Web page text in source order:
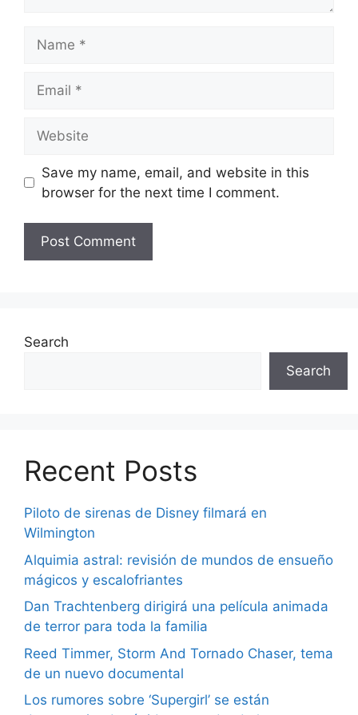
Save my name, email, and website in this
browser for the next time I comment.
Search
Search
Recent Posts
Piloto de sirenas de Disney filmará en
Wilmington
Alquimia astral: revisión de mundos de ensueño
mágicos y escalofriantes
Dan Trachtenberg dirigirá una película animada
de terror para toda la familia
Reed Timmer, Storm And Tornado Chaser, tema
de un nuevo documental
Los rumores sobre ‘Supergirl’ se están